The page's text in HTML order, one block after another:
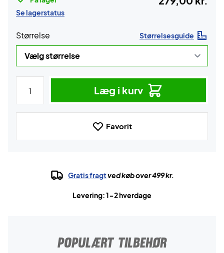
Se lagerstatus
Størrelse Størrelsesguide
Læg i kurv
Favorit
Gratis fragtved køb over 499 kr.
Levering: 1-2 hverdage
POPULÆRT TILBEHØR